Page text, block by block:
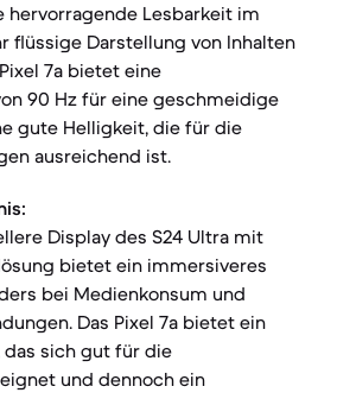
hervorragende Lesbarkeit im
flüssige Darstellung von Inhalten
7a bietet eine
90 Hz für eine geschmeidige
gute Helligkeit, die für die
ausreichend ist.
Display des S24 Ultra mit
bietet ein immersiveres
bei Medienkonsum und
Das Pixel 7a bietet ein
das sich gut für die
und dennoch ein